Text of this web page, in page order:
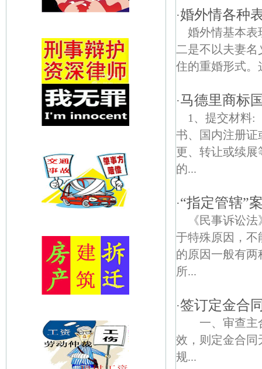
·婚外情各种
婚外情基本表
二是不以夫妻
住的重婚形式。
·马德里商标
1、提交材料
书、国内注册证
更、转让或续
的...
·“指定管辖”
《民事诉讼
于特殊原因，不
的原因一般有
所...
·签订定金合
一、审查
效，则定金合同
规...